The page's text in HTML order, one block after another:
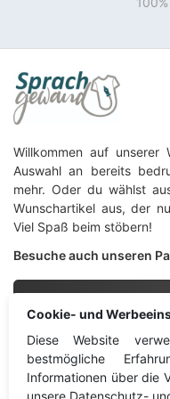
Cookie- und
Diese Website
bestmögliche
Informationen über die
unsere Datenschutz-
Willkommen auf
Auswahl an bereits
mehr. Oder du wählst
Wunschartikel aus, der
Viel Spaß beim stöbern!
Besuche auch unseren
Sommerauer
Sprachgewand